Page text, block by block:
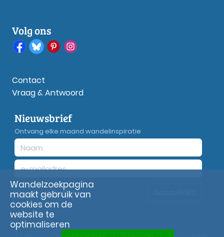
Volg ons
Contact
Vraag & Antwoord
Nieuwsbrief
Ontvang elke maand wandelinspiratie
Privacy verklaring
Wandelzoekpagina
maakt gebruik van
cookies om de
website te
optimaliseren